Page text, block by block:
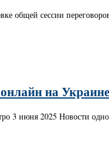
общей сессии
на
3 июня 2025 Новости